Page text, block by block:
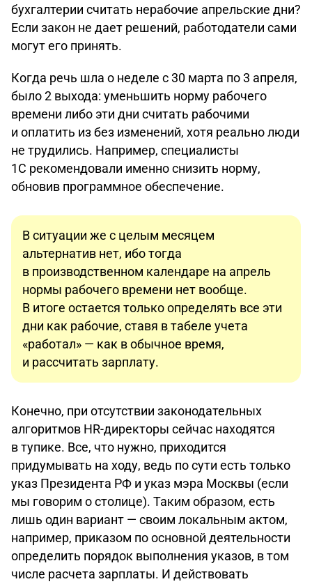
бухгалтерии считать нерабочие апрельские дни?
Если закон не дает решений, работодатели сами
могут его принять.
Когда речь шла о неделе с 30 марта по 3 апреля,
было 2 выхода: уменьшить норму рабочего
времени либо эти дни считать рабочими
и оплатить из без изменений, хотя реально люди
не трудились. Например, специалисты
1С рекомендовали именно снизить норму,
обновив программное обеспечение.
В ситуации же с целым месяцем
альтернатив нет, ибо тогда
в производственном календаре на апрель
нормы рабочего времени нет вообще.
В итоге остается только определять все эти
дни как рабочие, ставя в табеле учета
«работал» — как в обычное время,
и рассчитать зарплату.
Конечно, при отсутствии законодательных
алгоритмов HR-директоры сейчас находятся
в тупике. Все, что нужно, приходится
придумывать на ходу, ведь по сути есть только
указ Президента РФ и указ мэра Москвы (если
мы говорим о столице). Таким образом, есть
лишь один вариант — своим локальным актом,
например, приказом по основной деятельности
определить порядок выполнения указов, в том
числе расчета зарплаты. И действовать